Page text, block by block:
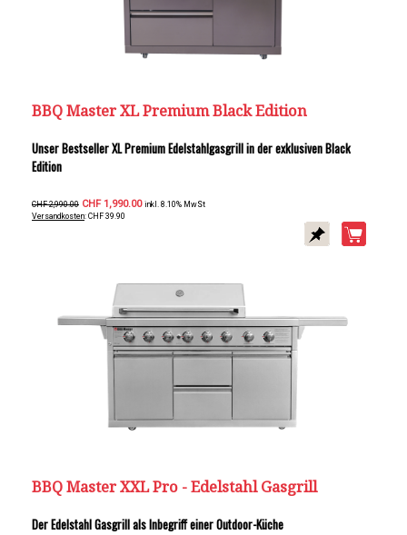
BBQ Master XL Premium Black Edition
Unser Bestseller XL Premium Edelstahlgasgrill in der exklusiven Black
Edition
CHF 2,990.00 CHF 1,990.00 inkl. 8.10% MwSt
Versandkosten: CHF 39.90
BBQ Master XXL Pro - Edelstahl Gasgrill
Der Edelstahl Gasgrill als Inbegriff einer Outdoor-Küche